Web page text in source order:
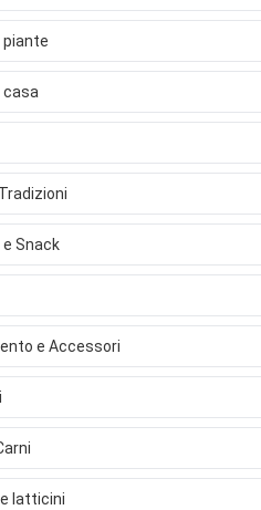
piante
casa
Snack
e Accessori
latticini